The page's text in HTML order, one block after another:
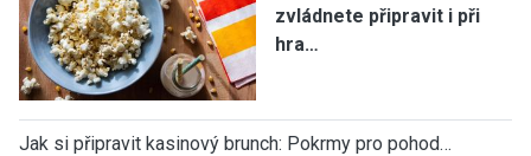
zvládnete připravit i při
hra…
Jak si připravit kasinový brunch: Pokrmy pro pohod…